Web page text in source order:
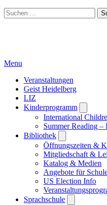
Suchen
nach:
Menu
Veranstaltungen
Geist Heidelberg
LIZ
Kinderprogramm
International
Summer Reading
Bibliothek
submenu
Öffnungszeiten &
Mitgliedschaft &
Katalog & Medien
Angebote für
US Election Info
Sprachschule